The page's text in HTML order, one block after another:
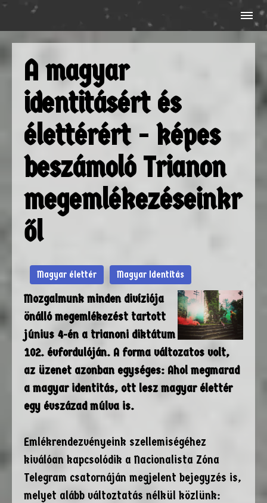
A magyar
identitásért és
élettérért - képes
beszámoló Trianon
megemlékezéseinkr
ől
Magyar élettér Magyar Identitás
Mozgalmunk minden divíziója
önálló megemlékezést tartott
június 4-én a trianoni diktátum
102. évfordulóján. A forma változatos volt,
az üzenet azonban egységes: Ahol megmarad
a magyar identitás, ott lesz magyar élettér
egy évszázad múlva is.
Emlékrendezvényeink szellemiségéhez
kiválóan kapcsolódik a Nacionalista Zóna
Telegram csatornáján megjelent bejegyzés is,
melyet alább változtatás nélkül közlünk: